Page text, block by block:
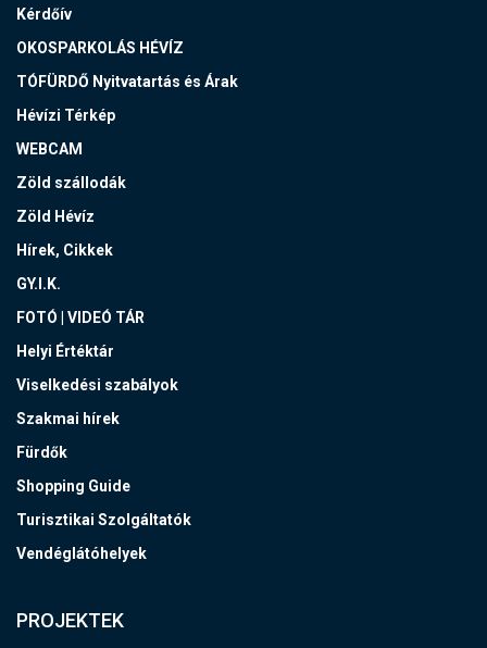
Kérdőív
OKOSPARKOLÁS HÉVÍZ
TÓFÜRDŐ Nyitvatartás és Árak
Hévízi Térkép
WEBCAM
Zöld szállodák
Zöld Hévíz
Hírek, Cikkek
GY.I.K.
FOTÓ | VIDEÓ TÁR
Helyi Értéktár
Viselkedési szabályok
Szakmai hírek
Fürdők
Shopping Guide
Turisztikai Szolgáltatók
Vendéglátóhelyek
PROJEKTEK